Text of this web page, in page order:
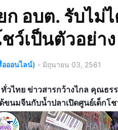
อบต. รับไม่
ว์เป็นตัวอย่าง
ออนไลน์) - มิถุนายน 03, 2561
วไทย ข่าวสารกว้างไกล คุณธร
นมจีนกับน้ำปลาเปิดศูนย์เด็กโช